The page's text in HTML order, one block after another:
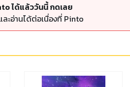
ได้แล้ววันนี้ กดเลย
ะอ่านได้ต่อเนื่องที่ Pinto